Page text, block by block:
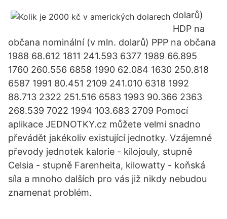
dolarů)
HDP na
občana nominální (v mln. dolarů) PPP na občana
1988 68.612 1811 241.593 6377 1989 66.895
1760 260.556 6858 1990 62.084 1630 250.818
6587 1991 80.451 2109 241.010 6318 1992
88.713 2322 251.516 6583 1993 90.366 2363
268.539 7022 1994 103.683 2709 Pomocí
aplikace JEDNOTKY.cz můžete velmi snadno
převádět jakékoliv existující jednotky. Vzájemné
převody jednotek kalorie - kilojouly, stupně
Celsia - stupně Farenheita, kilowatty - koňská
síla a mnoho dalších pro vás již nikdy nebudou
znamenat problém.